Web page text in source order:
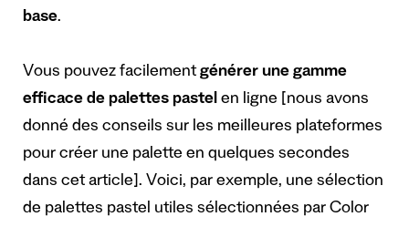
base.
Vous pouvez facilementgénérer une gamme
efficace de palettes pastel en ligne [nous avons
donné des conseils sur les meilleures plateformes
pour créer une palette en quelques secondes
dans cet article]. Voici, par exemple, une sélection
de palettes pastel utiles sélectionnées par Color